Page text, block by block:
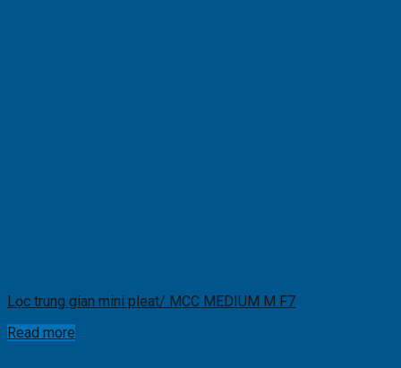
Lọc trung gian mini pleat/ MCC MEDIUM M F7
Read more